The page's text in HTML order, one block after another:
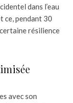
dans l’eau
ce, pendant 30
résilience
avec son